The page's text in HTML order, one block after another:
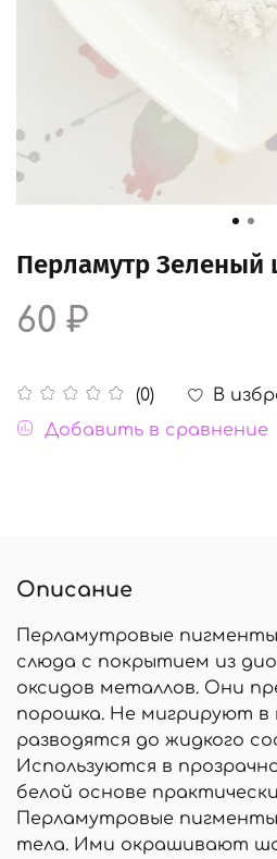
Перламутр Зеленый
(0)
В
Добавить в сравнение
60 ₽
Описание
Перламутровые
слюда с покрытием из
оксидов металлов. Они
порошка. Не мигрируют в
разводятся до жидкого
Используются в
белой основе
Перламутровые пигменты
тела. Ими окрашивают